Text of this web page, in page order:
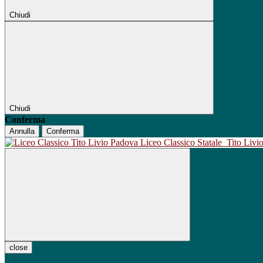
Chiudi
Chiudi
Conferma
Annulla Conferma
Liceo Classico Statale Tito Livio
close